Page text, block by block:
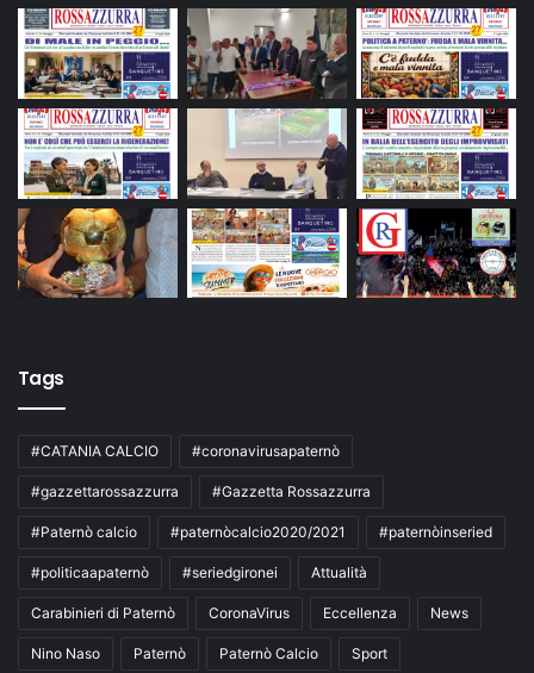
Tags
#CATANIA CALCIO #coronavirusapaternò
#gazzettarossazzurra #Gazzetta Rossazzurra
#Paternò calcio #paternòcalcio2020/2021 #paternòinseried
#politicaapaternò #seriedgironei Attualità
Carabinieri di Paternò CoronaVirus Eccellenza News
Nino Naso Paternò Paternò Calcio Sport